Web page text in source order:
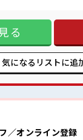
もOK！
いきましょ！
ョベルカーの部品 ■お仕事PR ≪経験者活躍中
での経験を活かしません
験はちょっとだけ…とい
収入を希望される方に
ます♪ ≪モチベーションも
自由♪ (規定有)≪機能的な
った派遣のお仕事です！ ■職場の雰囲気
れば髪色・髪型は自由
る
気になるリストに追
／オンライン登録